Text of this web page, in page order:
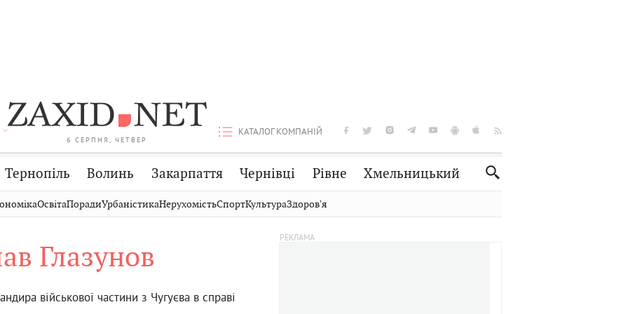
6 СЕРПНЯ, ЧЕТВЕР
КАТАЛОГ КОМПАНІЙ
Тернопіль Волинь Закарпаття Чернівці Рівне Хмельницький
Стрий
Хмельницький
Публікації Авто Словко
Кіно
ОсвітаПорадиУрбаністикаНерухомістьСпортКультураЗдоровʼя
Глазунов
військової частини з Чугуєва в справі